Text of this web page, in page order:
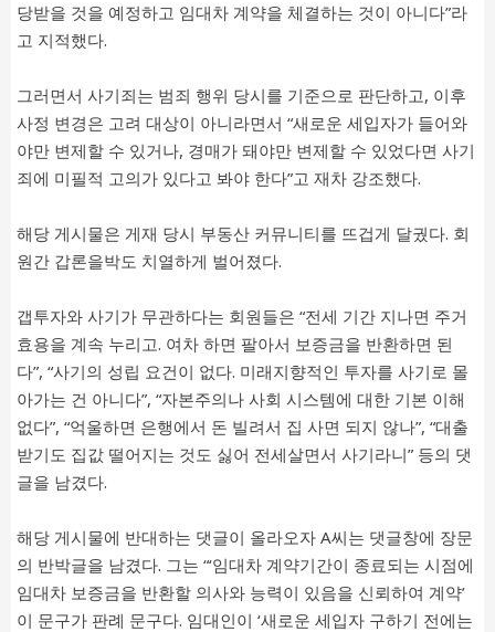
당받을 것을 예정하고 임대차 계약을 체결하는 것이 아니다”라
고 지적했다.
그러면서 사기죄는 범죄 행위 당시를 기준으로 판단하고, 이후
사정 변경은 고려 대상이 아니라면서 “새로운 세입자가 들어와
야만 변제할 수 있거나, 경매가 돼야만 변제할 수 있었다면 사기
죄에 미필적 고의가 있다고 봐야 한다”고 재차 강조했다.
해당 게시물은 게재 당시 부동산 커뮤니티를 뜨겁게 달궜다. 회
원간 갑론을박도 치열하게 벌어졌다.
갭투자와 사기가 무관하다는 회원들은 “전세 기간 지나면 주거
효용을 계속 누리고. 여차 하면 팔아서 보증금을 반환하면 된
다”, “사기의 성립 요건이 없다. 미래지향적인 투자를 사기로 몰
아가는 건 아니다”, “자본주의나 사회 시스템에 대한 기본 이해
없다”, “억울하면 은행에서 돈 빌려서 집 사면 되지 않나”, “대출
받기도 집값 떨어지는 것도 싫어 전세살면서 사기라니” 등의 댓
글을 남겼다.
해당 게시물에 반대하는 댓글이 올라오자 A씨는 댓글창에 장문
의 반박글을 남겼다. 그는 “‘임대차 계약기간이 종료되는 시점에
임대차 보증금을 반환할 의사와 능력이 있음을 신뢰하여 계약’
이 문구가 판례 문구다. 임대인이 ‘새로운 세입자 구하기 전에는